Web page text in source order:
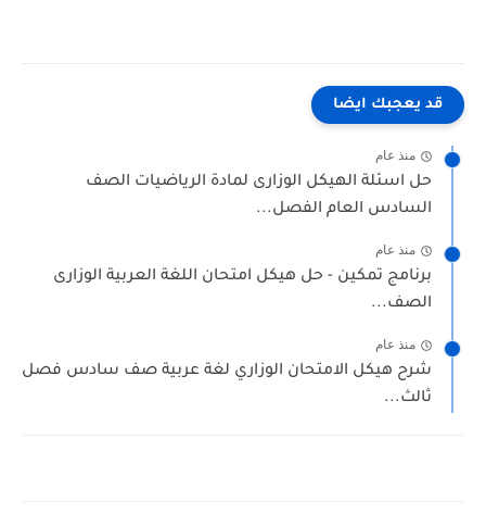
قد يعجبك ايضا
منذ عام
حل اسئلة الهيكل الوزارى لمادة الرياضيات الصف
السادس العام الفصل...
منذ عام
برنامج تمكين - حل هيكل امتحان اللغة العربية الوزارى
الصف...
منذ عام
شرح هيكل الامتحان الوزاري لغة عربية صف سادس فصل
ثالث...